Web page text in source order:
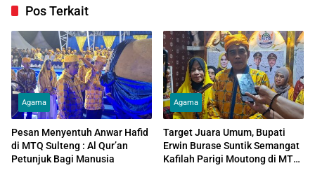
Pos Terkait
Agama
Pesan Menyentuh Anwar Hafid
di MTQ Sulteng : Al Qur’an
Petunjuk Bagi Manusia
Agama
Target Juara Umum, Bupati
Erwin Burase Suntik Semangat
Kafilah Parigi Moutong di MTQ